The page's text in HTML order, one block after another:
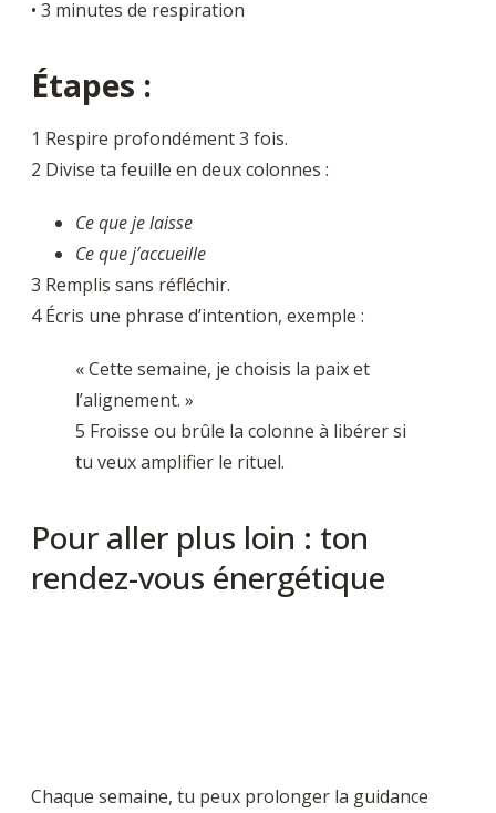
• 3 minutes de respiration
Étapes :
1 Respire profondément 3 fois.
2 Divise ta feuille en deux colonnes :
Ce que je laisse
Ce que j’accueille
3 Remplis sans réfléchir.
4 Écris une phrase d’intention, exemple :
« Cette semaine, je choisis la paix et
l’alignement. »
5 Froisse ou brûle la colonne à libérer si
tu veux amplifier le rituel.
Pour aller plus loin : ton
rendez-vous énergétique
Chaque semaine, tu peux prolonger la guidance